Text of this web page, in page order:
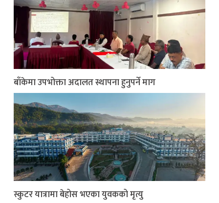
बाँकेमा उपभोक्ता अदालत स्थापना हुनुपर्ने माग
स्कुटर यात्रामा बेहोस भएका युवकको मृत्यु